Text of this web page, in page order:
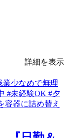
詳細を表示